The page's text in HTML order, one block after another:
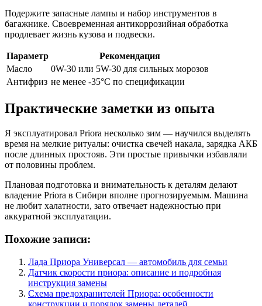
Подержите запасные лампы и набор инструментов в
багажнике. Своевременная антикоррозийная обработка
продлевает жизнь кузова и подвески.
Параметр
Рекомендация
Масло
0W-30 или 5W-30 для сильных морозов
Антифриз не менее -35°C по спецификации
Практические заметки из опыта
Я эксплуатировал Priora несколько зим — научился выделять
время на мелкие ритуалы: очистка свечей накала, зарядка АКБ
после длинных простояв. Эти простые привычки избавляли
от половины проблем.
Плановая подготовка и внимательность к деталям делают
владение Priora в Сибири вполне прогнозируемым. Машина
не любит халатности, зато отвечает надежностью при
аккуратной эксплуатации.
Похожие записи:
Лада Приора Универсал — автомобиль для семьи
Датчик скорости приора: описание и подробная
инструкция замены
Схема предохранителей Приора: особенности
конструкции и порядок замены деталей